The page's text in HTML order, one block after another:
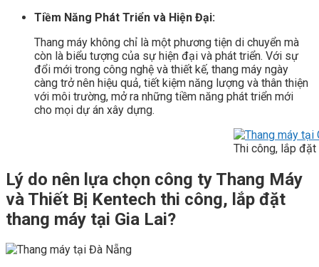
Tiềm Năng Phát Triển và Hiện Đại:
Thang máy không chỉ là một phương tiện di chuyển mà
còn là biểu tượng của sự hiện đại và phát triển. Với sự
đổi mới trong công nghệ và thiết kế, thang máy ngày
càng trở nên hiệu quả, tiết kiệm năng lượng và thân thiện
với môi trường, mở ra những tiềm năng phát triển mới
cho mọi dự án xây dựng.
Thi công, lắp đặt
Lý do nên lựa chọn công ty Thang Máy
và Thiết Bị Kentech thi công, lắp đặt
thang máy tại Gia Lai?